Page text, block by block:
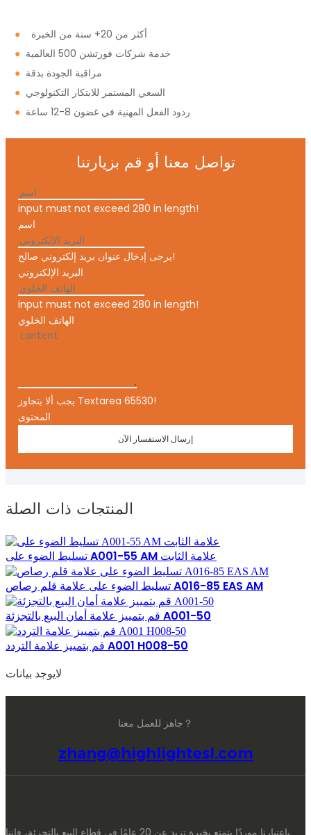
●
أكثر من 20+ سنة من الخبرة
●
خدمة شركات فورتشن 500 العالمية
● مراقبة الجودة بدقة
● السعي المستمر للابتكار التكنولوجي
●
ردود الفعل المهنية في غضون 8-12 ساعة
تواصل معنا أو قم بزيارتنا
input must not exceed 280 in length!
اسم
يرجى إدخال عنوان بريد إلكتروني صالح!
البريد الإلكتروني
input must not exceed 280 in length!
الهاتف الخلوي
يجب ألا يتجاوز Textarea 65530!
المحتوى
إرسال الاستفسار الآن
المنتجات ذات الصلة
تسليط الضوء على A001-55 AM علامة الثابت
تسليط الضوء على علامة قلم رصاص A016-85 EAS AM
قم بتمييز علامة أمان البيع بالتجزئة A001-50
قم بتمييز علامة التردد A001 H008-50
لايوجد بيانات
جاهز للعمل معنا？
zhang@highlightesl.com